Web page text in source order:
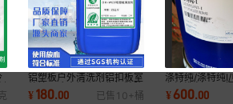
铝塑板户外清洗剂铝扣板室
外墙雨迹水锈斑广告招牌陈
年污垢清洁剂
¥180.00 已售 10+ 桶
涤特纯/涤特纯
备清洗剂/20L
清洗剂1025
¥600.00